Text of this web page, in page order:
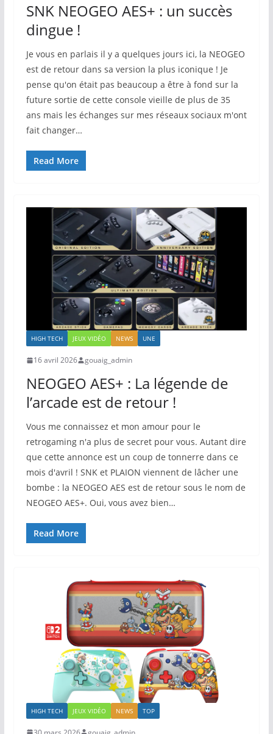
SNK NEOGEO AES+ : un succès
dingue !
Je vous en parlais il y a quelques jours ici, la NEOGEO
est de retour dans sa version la plus iconique ! Je
pense qu'on était pas beaucoup a être à fond sur la
future sortie de cette console vieille de plus de 35
ans mais les échanges sur mes réseaux sociaux m'ont
fait changer…
Read More
HIGH TECH JEUX VIDÉO NEWS UNE
16 avril 2026 gouaig_admin
NEOGEO AES+ : La légende de
l’arcade est de retour !
Vous me connaissez et mon amour pour le
retrogaming n'a plus de secret pour vous. Autant dire
que cette annonce est un coup de tonnerre dans ce
mois d'avril ! SNK et PLAION viennent de lâcher une
bombe : la NEOGEO AES est de retour sous le nom de
NEOGEO AES+. Oui, vous avez bien…
Read More
HIGH TECH JEUX VIDÉO NEWS TOP